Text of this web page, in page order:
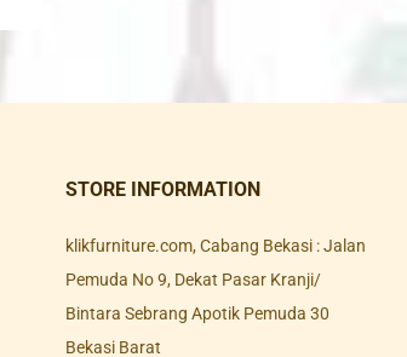
STORE INFORMATION
klikfurniture.com, Cabang Bekasi : Jalan
Pemuda No 9, Dekat Pasar Kranji/
Bintara Sebrang Apotik Pemuda 30
Bekasi Barat